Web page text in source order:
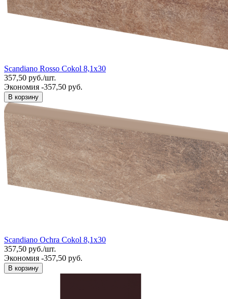
Scandiano Rosso Cokol 8,1x30
357,50 руб./шт.
Экономия -357,50 руб.
В корзину
Scandiano Ochra Cokol 8,1x30
357,50 руб./шт.
Экономия -357,50 руб.
В корзину